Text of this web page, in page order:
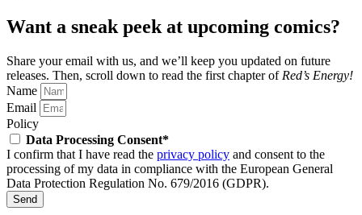
Want a sneak peek at upcoming comics?
Share your email with us, and we’ll keep you updated on future
releases. Then, scroll down to read the first chapter of Red’s Energy!
Name
Email
Policy
Data Processing Consent*
I confirm that I have read the privacy policy and consent to the
processing of my data in compliance with the European General
Data Protection Regulation No. 679/2016 (GDPR).
Send